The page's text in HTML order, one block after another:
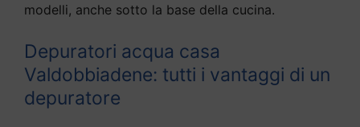
modelli, anche sotto la base della cucina.
Depuratori acqua casa
Valdobbiadene: tutti i vantaggi di un
depuratore